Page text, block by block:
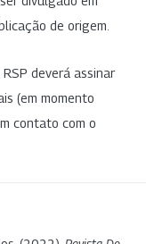
de origem.
deverá assinar
(em momento
contato com o